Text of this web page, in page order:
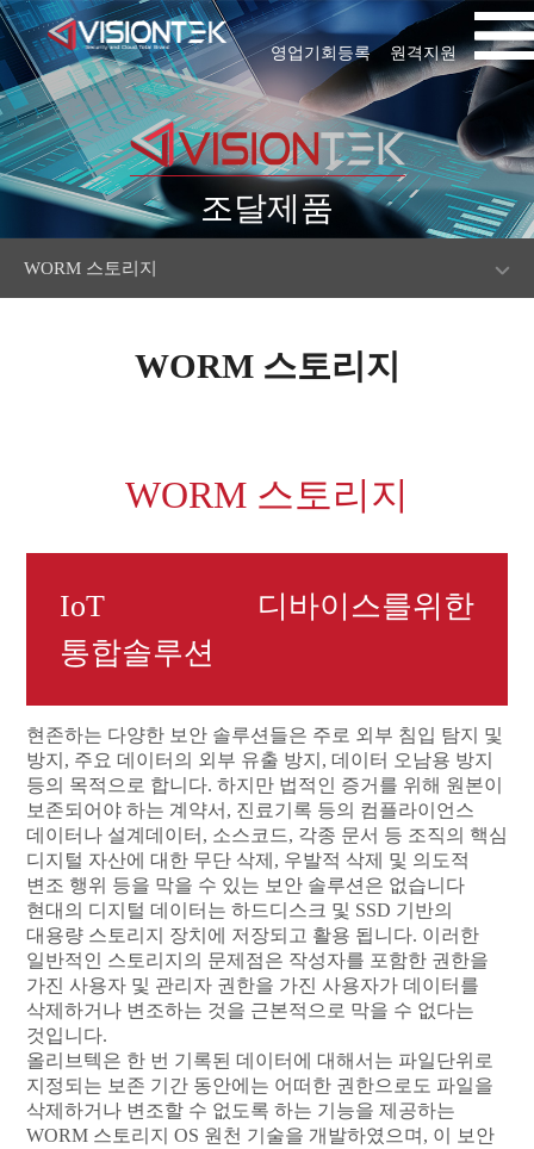
원격지원
영업기회등록
조달제품
WORM 스토리지
WORM 스토리지
WORM 스토리지
IoT 디바이스를위한
통합솔루션
현존하는 다양한 보안 솔루션들은 주로 외부 침입 탐지 및
방지, 주요 데이터의 외부 유출 방지, 데이터 오남용 방지
등의 목적으로 합니다. 하지만 법적인 증거를 위해 원본이
보존되어야 하는 계약서, 진료기록 등의 컴플라이언스
데이터나 설계데이터, 소스코드, 각종 문서 등 조직의 핵심
디지털 자산에 대한 무단 삭제, 우발적 삭제 및 의도적
변조 행위 등을 막을 수 있는 보안 솔루션은 없습니다
현대의 디지털 데이터는 하드디스크 및 SSD 기반의
대용량 스토리지 장치에 저장되고 활용 됩니다. 이러한
일반적인 스토리지의 문제점은 작성자를 포함한 권한을
가진 사용자 및 관리자 권한을 가진 사용자가 데이터를
삭제하거나 변조하는 것을 근본적으로 막을 수 없다는
것입니다.
올리브텍은 한 번 기록된 데이터에 대해서는 파일단위로
지정되는 보존 기간 동안에는 어떠한 권한으로도 파일을
삭제하거나 변조할 수 없도록 하는 기능을 제공하는
WORM 스토리지 OS 원천 기술을 개발하였으며, 이 보안